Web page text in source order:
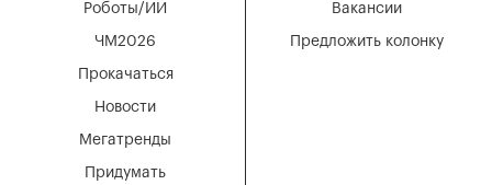
Мегатренды
Придумать
Новости
Роботы/ИИ
ЧМ2026
Прокачаться
Вакансии
Предложить колонку